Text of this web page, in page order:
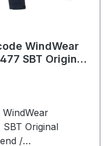
WindWear
SBT Original
Original
/